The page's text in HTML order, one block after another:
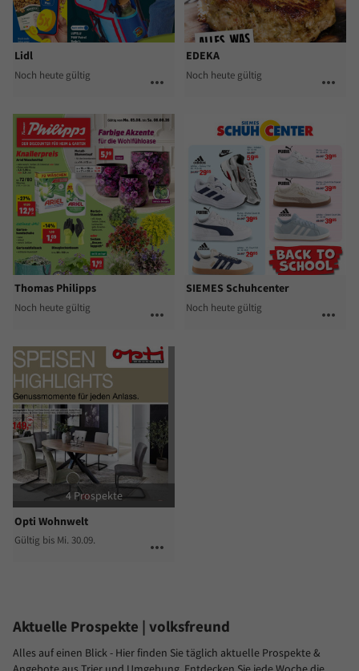
Lidl
Noch heute gültig more_horiz
EDEKA
Noch heute gültig more_horiz
Thomas Philipps
Noch heute gültig more_horiz
SIEMES Schuhcenter
Noch heute gültig more_horiz
4 Prospekte
Opti Wohnwelt
Gültig bis Mi. 30.09. more_horiz
Aktuelle Prospekte | volksfreund
Alles auf einen Blick - Hier finden Sie täglich aktuelle Prospekte &